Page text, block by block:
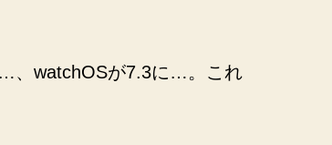
、watchOSが7.3に…。これ